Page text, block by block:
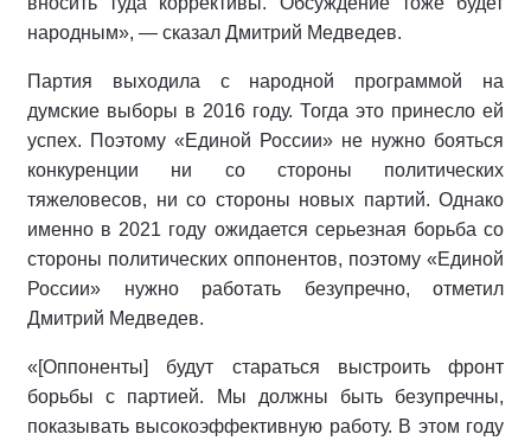
народным», — сказал Дмитрий Медведев.
Партия выходила с народной программой на
думские выборы в 2016 году. Тогда это принесло ей
успех. Поэтому «Единой России» не нужно бояться
конкуренции ни со стороны политических
тяжеловесов, ни со стороны новых партий. Однако
именно в 2021 году ожидается серьезная борьба со
стороны политических оппонентов, поэтому «Единой
России» нужно работать безупречно, отметил
Дмитрий Медведев.
«[Оппоненты] будут стараться выстроить фронт
борьбы с партией. Мы должны быть безупречны,
показывать высокоэффективную работу. В этом году